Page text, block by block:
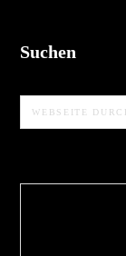
Suchen
Webseite
durchsuchen